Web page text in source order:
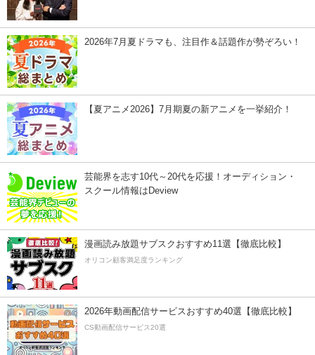
2026年7月夏ドラマも、注目作＆話題作が勢ぞろい！
【夏アニメ2026】7月期夏の新アニメを一挙紹介！
芸能界を志す10代～20代を応援！オーディション・
スクール情報はDeview
漫画読み放題サブスクおすすめ11選【徹底比較】
オリコン顧客満足度ランキング
2026年動画配信サービスおすすめ40選【徹底比較】
CS動画配信サービス20選